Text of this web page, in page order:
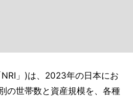
」)は、2023年の日本にお
の世帯数と資産規模を、各種